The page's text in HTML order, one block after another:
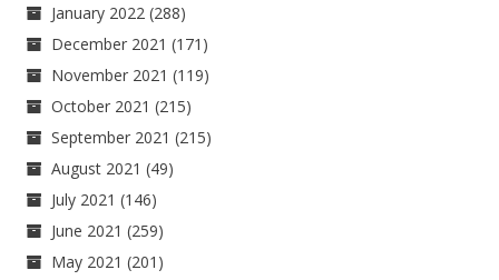
January 2022 (288)
December 2021 (171)
November 2021 (119)
October 2021 (215)
September 2021 (215)
August 2021 (49)
July 2021 (146)
June 2021 (259)
May 2021 (201)